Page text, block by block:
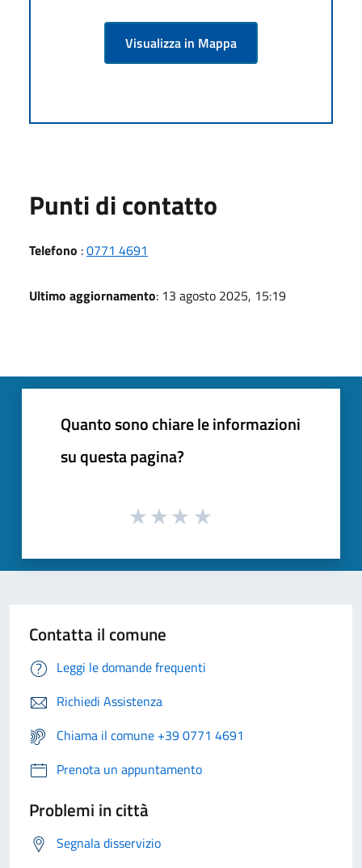
Visualizza in Mappa
Punti di contatto
Telefono :0771 4691
Ultimo aggiornamento: 13 agosto 2025, 15:19
Quanto sono chiare le informazioni
su questa pagina?
Contatta il comune
Leggi le domande frequenti
Richiedi Assistenza
Chiama il comune +39 0771 4691
Prenota un appuntamento
Problemi in città
Segnala disservizio